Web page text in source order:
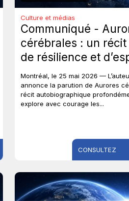
Culture et médias
Communiqué -
cérébrales : un
de résilience et
Julie Brown.
Montréal, le 25 mai 2026 —
annonce la parution de Aurores
récit autobiographique
explore avec courage les...
CONSULTEZ